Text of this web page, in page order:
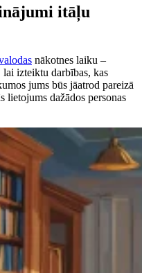
itāļu
nākotnes laiku –
izteiktu darbības, kas
jums būs jāatrod pareizā
lietojums dažādos personas